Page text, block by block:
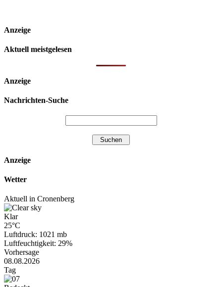
Anzeige
Aktuell meistgelesen
Anzeige
Nachrichten-Suche
Anzeige
Wetter
Aktuell in Cronenberg
Klar
25°C
Luftdruck: 1021 mb
Luftfeuchtigkeit: 29%
Vorhersage
08.08.2026
Tag